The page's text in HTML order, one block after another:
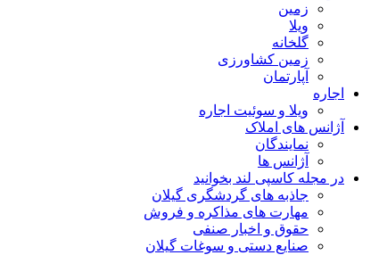
زمین
ویلا
گلخانه
زمین کشاورزی
آپارتمان
اجاره
ویلا و سوئیت اجاره
آژانس های املاک
نمایندگان
آژانس ها
در مجله کاسپی لند بخوانید
جاذبه های گردشگری گیلان
مهارت های مذاکره و فروش
حقوق و اخبار صنفی
صنایع دستی و سوغات گیلان